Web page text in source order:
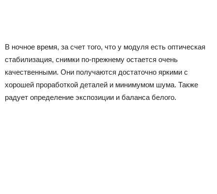
В ночное время, за счет того, что у модуля есть оптическая
стабилизация, снимки по-прежнему остается очень
качественными. Они получаются достаточно яркими с
хорошей проработкой деталей и минимумом шума. Также
радует определение экспозиции и баланса белого.